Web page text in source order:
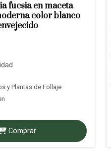
fucsia en maceta
color blanco
y Plantas de Follaje
Comprar